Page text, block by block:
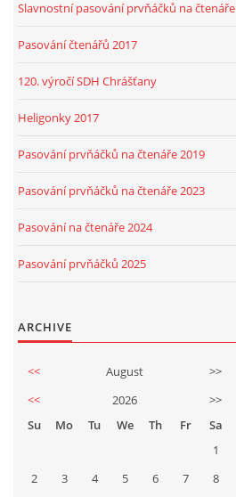
Slavnostní pasování prvňáčků na čtenáře
Pasování čtenářů 2017
120. výročí SDH Chrášťany
Heligonky 2017
Pasování prvňáčků na čtenáře 2019
Pasování prvňáčků na čtenáře 2023
Pasování na čtenáře 2024
Pasování prvňáčků 2025
ARCHIVE
<< August
>>
<<
2026
>>
Su
Mo Tu We Th Fr
Sa
1
2
3 4 5 6 7 8